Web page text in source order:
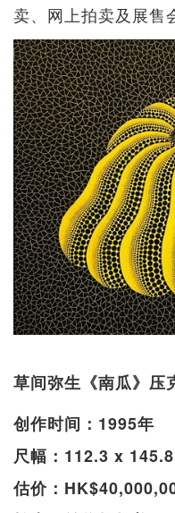
卖、网上拍卖及展售
草间弥生《南瓜》压
创作时间：1995年
尺幅：112.3 x
估价：